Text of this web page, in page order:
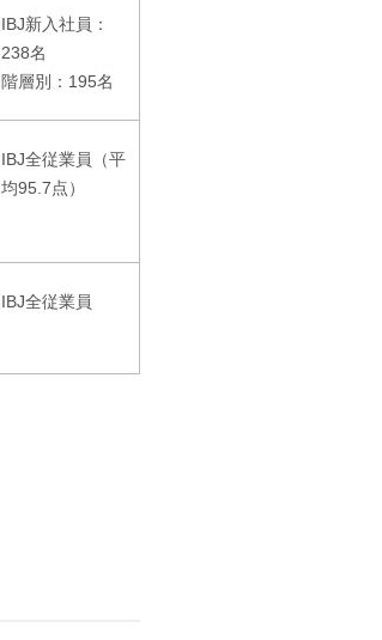
IBJ新入社員：
238名
階層別：195名
IBJ全従業員（平
均95.7点）
IBJ全従業員